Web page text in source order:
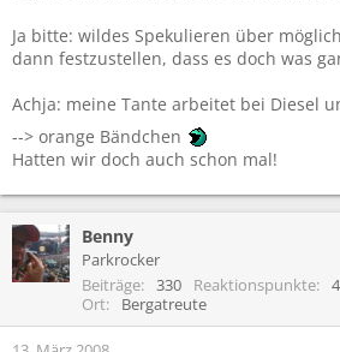
Ja bitte: wildes Spekulieren über
dann festzustellen, dass es doch was
Achja: meine Tante arbeitet bei Diesel
--> orange Bändchen
Hatten wir doch auch schon mal!
Benny
Parkrocker
Beiträge
330 Reaktionspunkte 4
Ort
Bergatreute